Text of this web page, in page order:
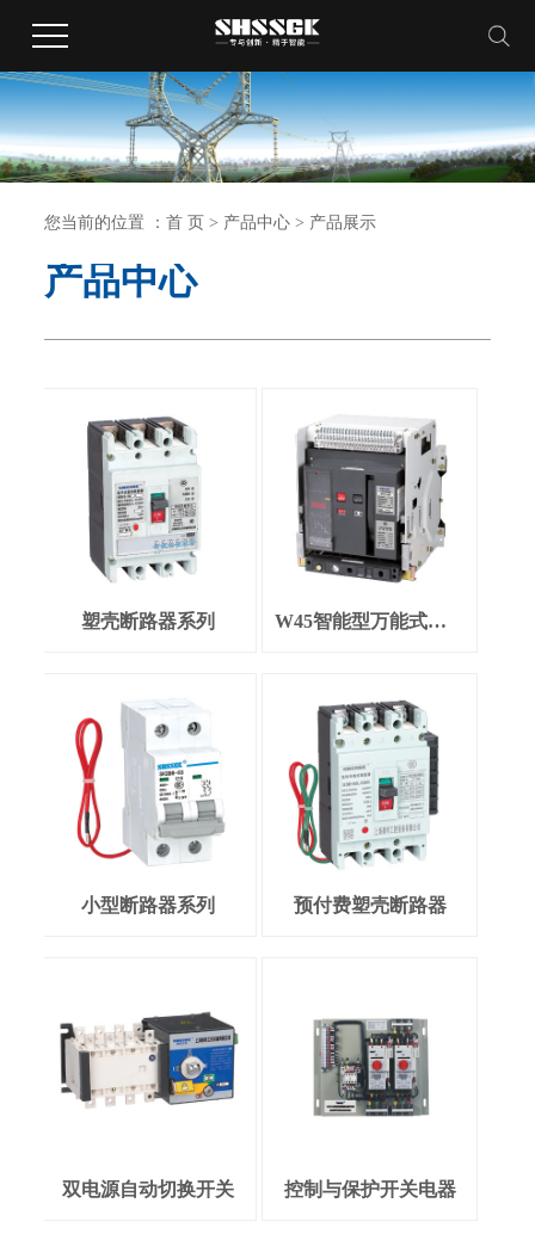
您当前的位置 ：首 页 > 产品中心 > 产品展示
产品中心
塑壳断路器系列 W45智能型万能式断路器
小型断路器系列 预付费塑壳断路器
双电源自动切换开关 控制与保护开关电器